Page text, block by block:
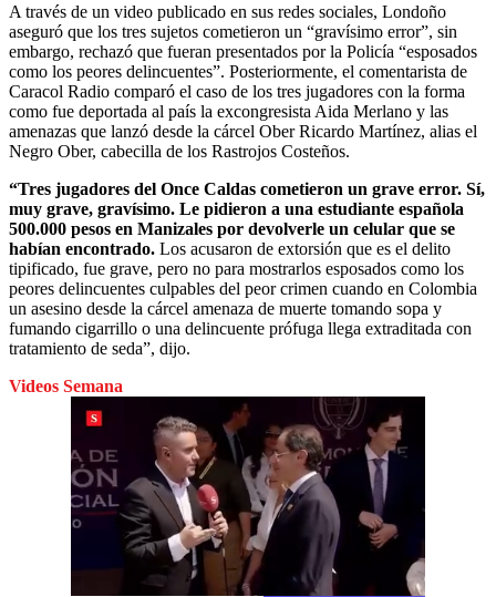
A través de un video publicado en sus redes sociales, Londoño
aseguró que los tres sujetos cometieron un “gravísimo error”, sin
embargo, rechazó que fueran presentados por la Policía “esposados
como los peores delincuentes”. Posteriormente, el comentarista de
Caracol Radio comparó el caso de los tres jugadores con la forma
como fue deportada al país la excongresista Aida Merlano y las
amenazas que lanzó desde la cárcel Ober Ricardo Martínez, alias el
Negro Ober, cabecilla de los Rastrojos Costeños.
“Tres jugadores del Once Caldas cometieron un grave error. Sí,
muy grave, gravísimo. Le pidieron a una estudiante española
500.000 pesos en Manizales por devolverle un celular que se
habían encontrado. Los acusaron de extorsión que es el delito
tipificado, fue grave, pero no para mostrarlos esposados como los
peores delincuentes culpables del peor crimen cuando en Colombia
un asesino desde la cárcel amenaza de muerte tomando sopa y
fumando cigarrillo o una delincuente prófuga llega extraditada con
tratamiento de seda”, dijo.
Videos Semana